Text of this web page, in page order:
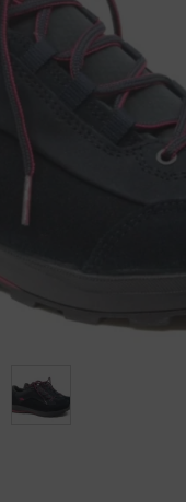
Pantoffels
Lowa